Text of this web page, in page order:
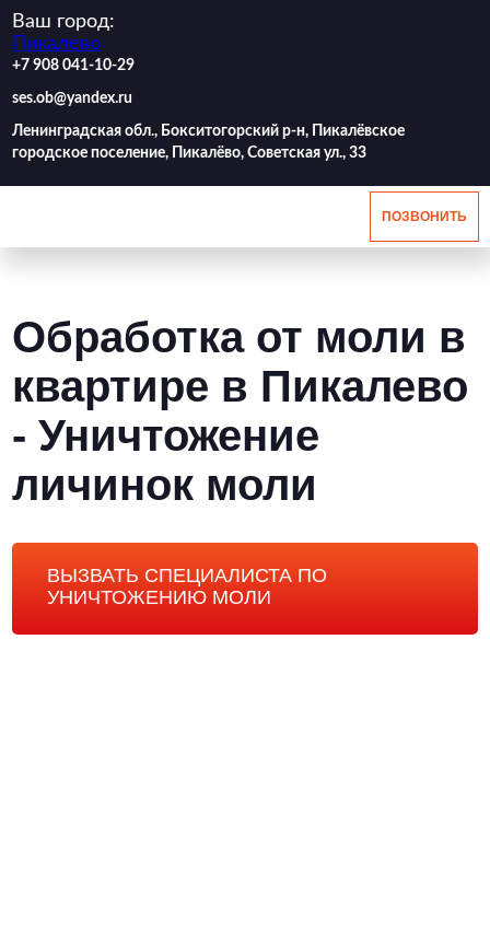
Ваш город:
Пикалево
‪+7 908 041-10-29
ses.ob@yandex.ru
Ленинградская обл., Бокситогорский р-н, Пикалёвское
городское поселение, Пикалёво, Советская ул., 33
ПОЗВОНИТЬ
Обработка от моли в
квартире в Пикалево
- Уничтожение
личинок моли
ВЫЗВАТЬ СПЕЦИАЛИСТА ПО
УНИЧТОЖЕНИЮ МОЛИ